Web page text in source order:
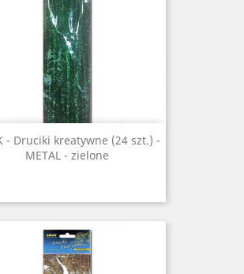
- Druciki kreatywne (24 szt.) -
METAL - zielone